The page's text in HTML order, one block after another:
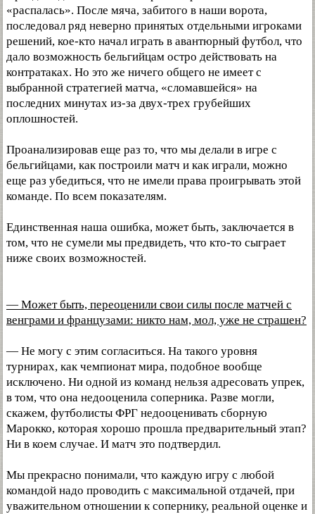
«распалась». После мяча, забитого в наши ворота,
последовал ряд неверно принятых отдельными игроками
решений, кое-кто начал играть в авантюрный футбол, что
дало возможность бельгийцам остро действовать на
контратаках. Но это же ничего общего не имеет с
выбранной стратегией матча, «сломавшейся» на
последних минутах из-за двух-трех грубейших
оплошностей.
Проанализировав еще раз то, что мы делали в игре с
бельгийцами, как построили матч и как играли, можно
еще раз убедиться, что не имели права проигрывать этой
команде. По всем показателям.
Единственная наша ошибка, может быть, заключается в
том, что не сумели мы предвидеть, что кто-то сыграет
ниже своих возможностей.
— Может быть, переоценили свои силы после матчей с
венграми и французами: никто нам, мол, уже не страшен?
— Не могу с этим согласиться. На такого уровня
турнирах, как чемпионат мира, подобное вообще
исключено. Ни одной из команд нельзя адресовать упрек,
в том, что она недооценила соперника. Разве могли,
скажем, футболисты ФРГ недооценивать сборную
Марокко, которая хорошо прошла предварительный этап?
Ни в коем случае. И матч это подтвердил.
Мы прекрасно понимали, что каждую игру с любой
командой надо проводить с максимальной отдачей, при
уважительном отношении к сопернику, реальной оценке и